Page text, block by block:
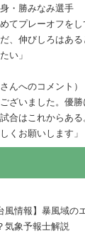
・勝みなみ選手
てプレーオフを
、伸びしろはあ
い」
んへのコメント）
ざいました。優
合はこれからあ
くお願いします」
風情報】暴風域
気象予報士解説